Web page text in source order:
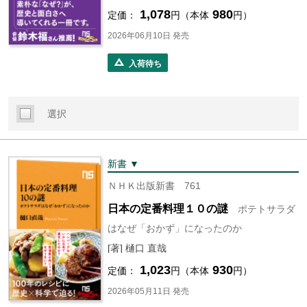
定価： 1,078円（本体 980円）
2026年06月10日 発売
入荷待ち
選択
新書 ▼
ＮＨＫ出版新書 761
日本の定番料理１０の謎
ポテトサラダ
はなぜ「おかず」になったのか
[著] 樋口 直哉
定価： 1,023円（本体 930円）
2026年05月11日 発売